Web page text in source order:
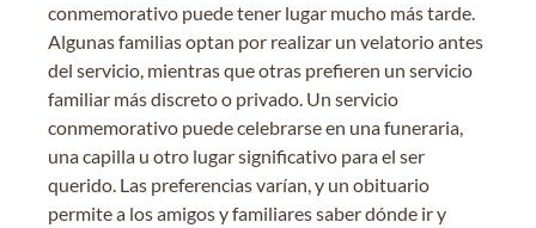
conmemorativo puede tener lugar mucho más tarde.
Algunas familias optan por realizar un velatorio antes
del servicio, mientras que otras prefieren un servicio
familiar más discreto o privado. Un servicio
conmemorativo puede celebrarse en una funeraria,
una capilla u otro lugar significativo para el ser
querido. Las preferencias varían, y un obituario
permite a los amigos y familiares saber dónde ir y